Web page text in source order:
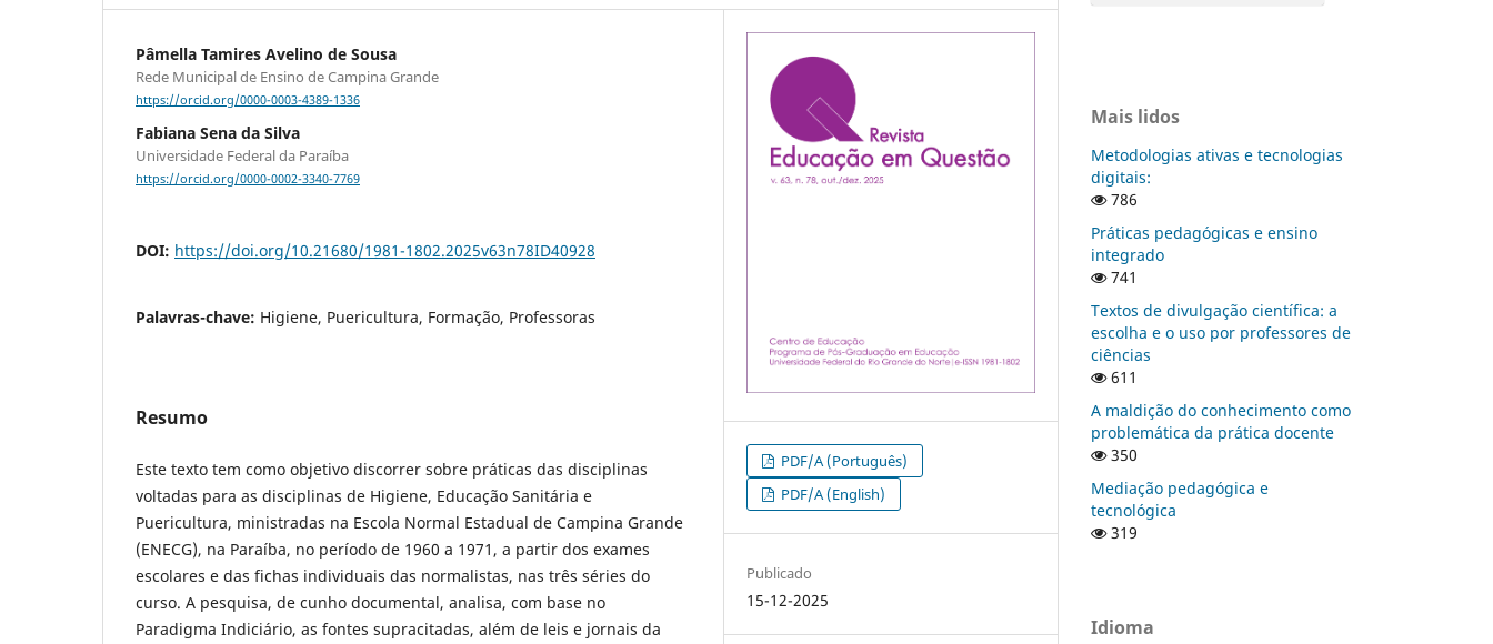
Pâmella Tamires Avelino de Sousa
Rede Municipal de Ensino de Campina Grande
https://orcid.org/0000-0003-4389-1336
Fabiana Sena da Silva
Universidade Federal da Paraíba
https://orcid.org/0000-0002-3340-7769
DOI: https://doi.org/10.21680/1981-1802.2025v63n78ID40928
Palavras-chave: Higiene, Puericultura, Formação, Professoras
Resumo
Este texto tem como objetivo discorrer sobre práticas das disciplinas
voltadas para as disciplinas de Higiene, Educação Sanitária e
Puericultura, ministradas na Escola Normal Estadual de Campina Grande
(ENECG), na Paraíba, no período de 1960 a 1971, a partir dos exames
escolares e das fichas individuais das normalistas, nas três séries do
curso. A pesquisa, de cunho documental, analisa, com base no
Paradigma Indiciário, as fontes supracitadas, além de leis e jornais da
PDF/A (Português)
PDF/A (English)
Publicado
15-12-2025
Mais lidos
Metodologias ativas e tecnologias
digitais:
786
Práticas pedagógicas e ensino
integrado
741
Textos de divulgação científica: a
escolha e o uso por professores de
ciências
611
A maldição do conhecimento como
problemática da prática docente
350
Mediação pedagógica e
tecnológica
319
Idioma